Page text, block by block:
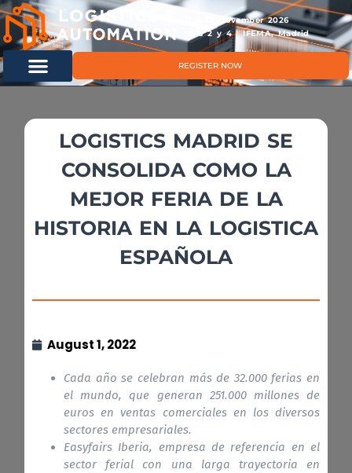
11 & 12 November 2026
Hals 2 y 4 | IFEMA, Madrid
REGISTER NOW
LOGISTICS MADRID SE
CONSOLIDA COMO LA
MEJOR FERIA DE LA
HISTORIA EN LA LOGISTICA
ESPAÑOLA
August 1, 2022
Cada año se celebran más de 32.000 ferias en
el mundo, que generan 251.000 millones de
euros en ventas comerciales en los diversos
sectores empresariales.
Easyfairs Iberia, empresa de referencia en el
sector ferial con una larga trayectoria en